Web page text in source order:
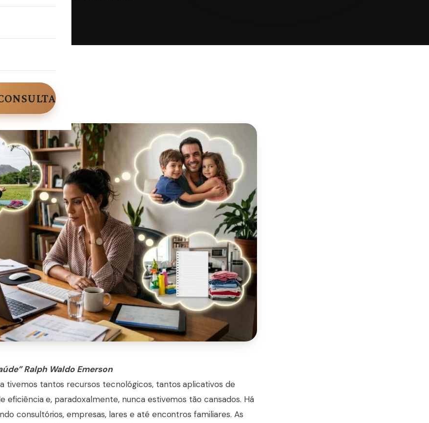
Ralph Waldo Emerson
tivemos tantos recursos tecnológicos, tantos aplicativos de
eficiência e, paradoxalmente, nunca estivemos tão cansados. Há
consultórios, empresas, lares e até encontros familiares. As